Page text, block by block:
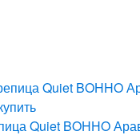
Quiet BOHHO